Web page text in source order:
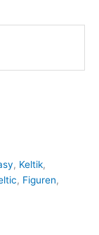
, Keltik,
, Figuren,